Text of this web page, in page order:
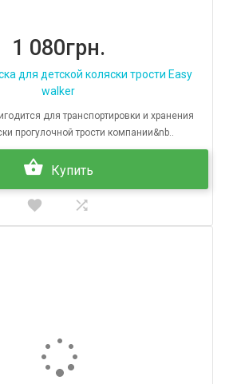
1 080грн.
для детской коляски трости Easy
walker
для транспортировки и хранения
прогулочной трости компании&nb..
Купить